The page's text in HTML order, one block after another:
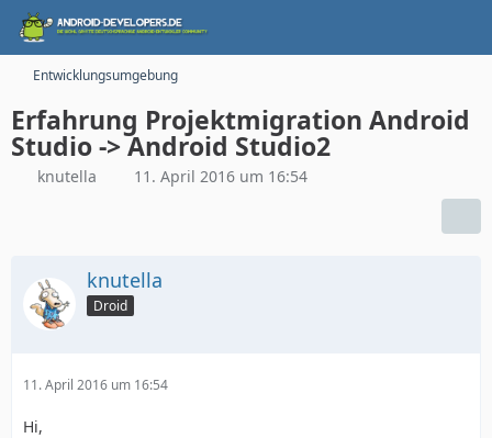
Entwicklungsumgebung
Erfahrung Projektmigration Android
Studio -> Android Studio2
knutella 11. April 2016 um 16:54
knutella
Droid
11. April 2016 um 16:54
Hi,